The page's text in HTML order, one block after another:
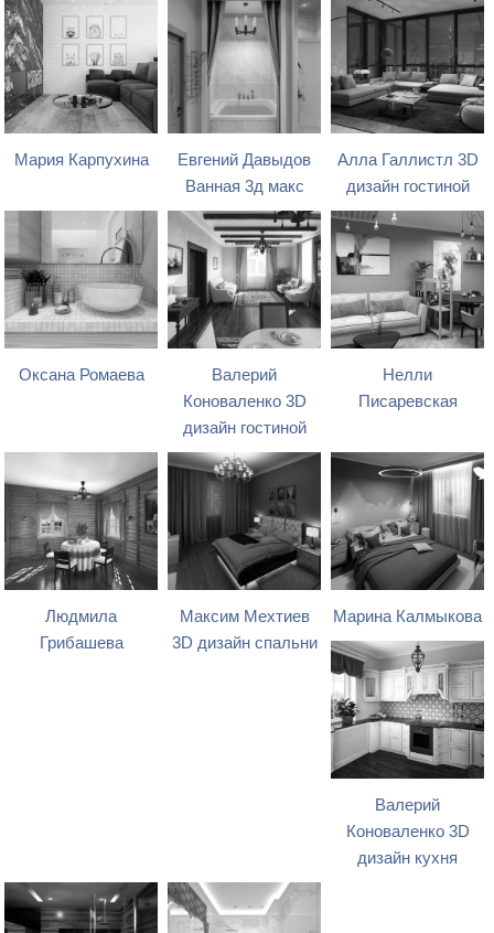
Мария Карпухина
Евгений Давыдов
Ванная 3д макс
Алла Галлистл 3D
дизайн гостиной
Оксана Ромаева
Валерий
Коноваленко 3D
дизайн гостиной
Нелли
Писаревская
Людмила
Грибашева
Максим Мехтиев
3D дизайн спальни
Марина Калмыкова
Валерий
Коноваленко 3D
дизайн кухня